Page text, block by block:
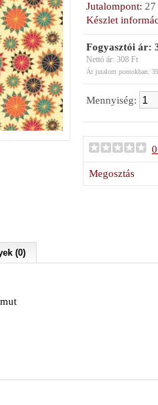
Jutalompont: 27
Készlet
Fogyasztói ár:
Nettó ár: 308 Ft
Ár jutalom pontokban:
Mennyiség:
Megosztás
(0)